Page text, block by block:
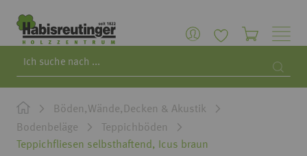
Böden,Wände,Decken & Akustik
Bodenbeläge
Teppichböden
Teppichfliesen selbsthaftend, Icus braun